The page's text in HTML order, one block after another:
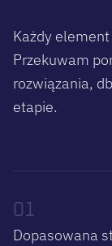
Każdy
Przekuwam
rozwiązania,
etapie.
01
Dopasowana